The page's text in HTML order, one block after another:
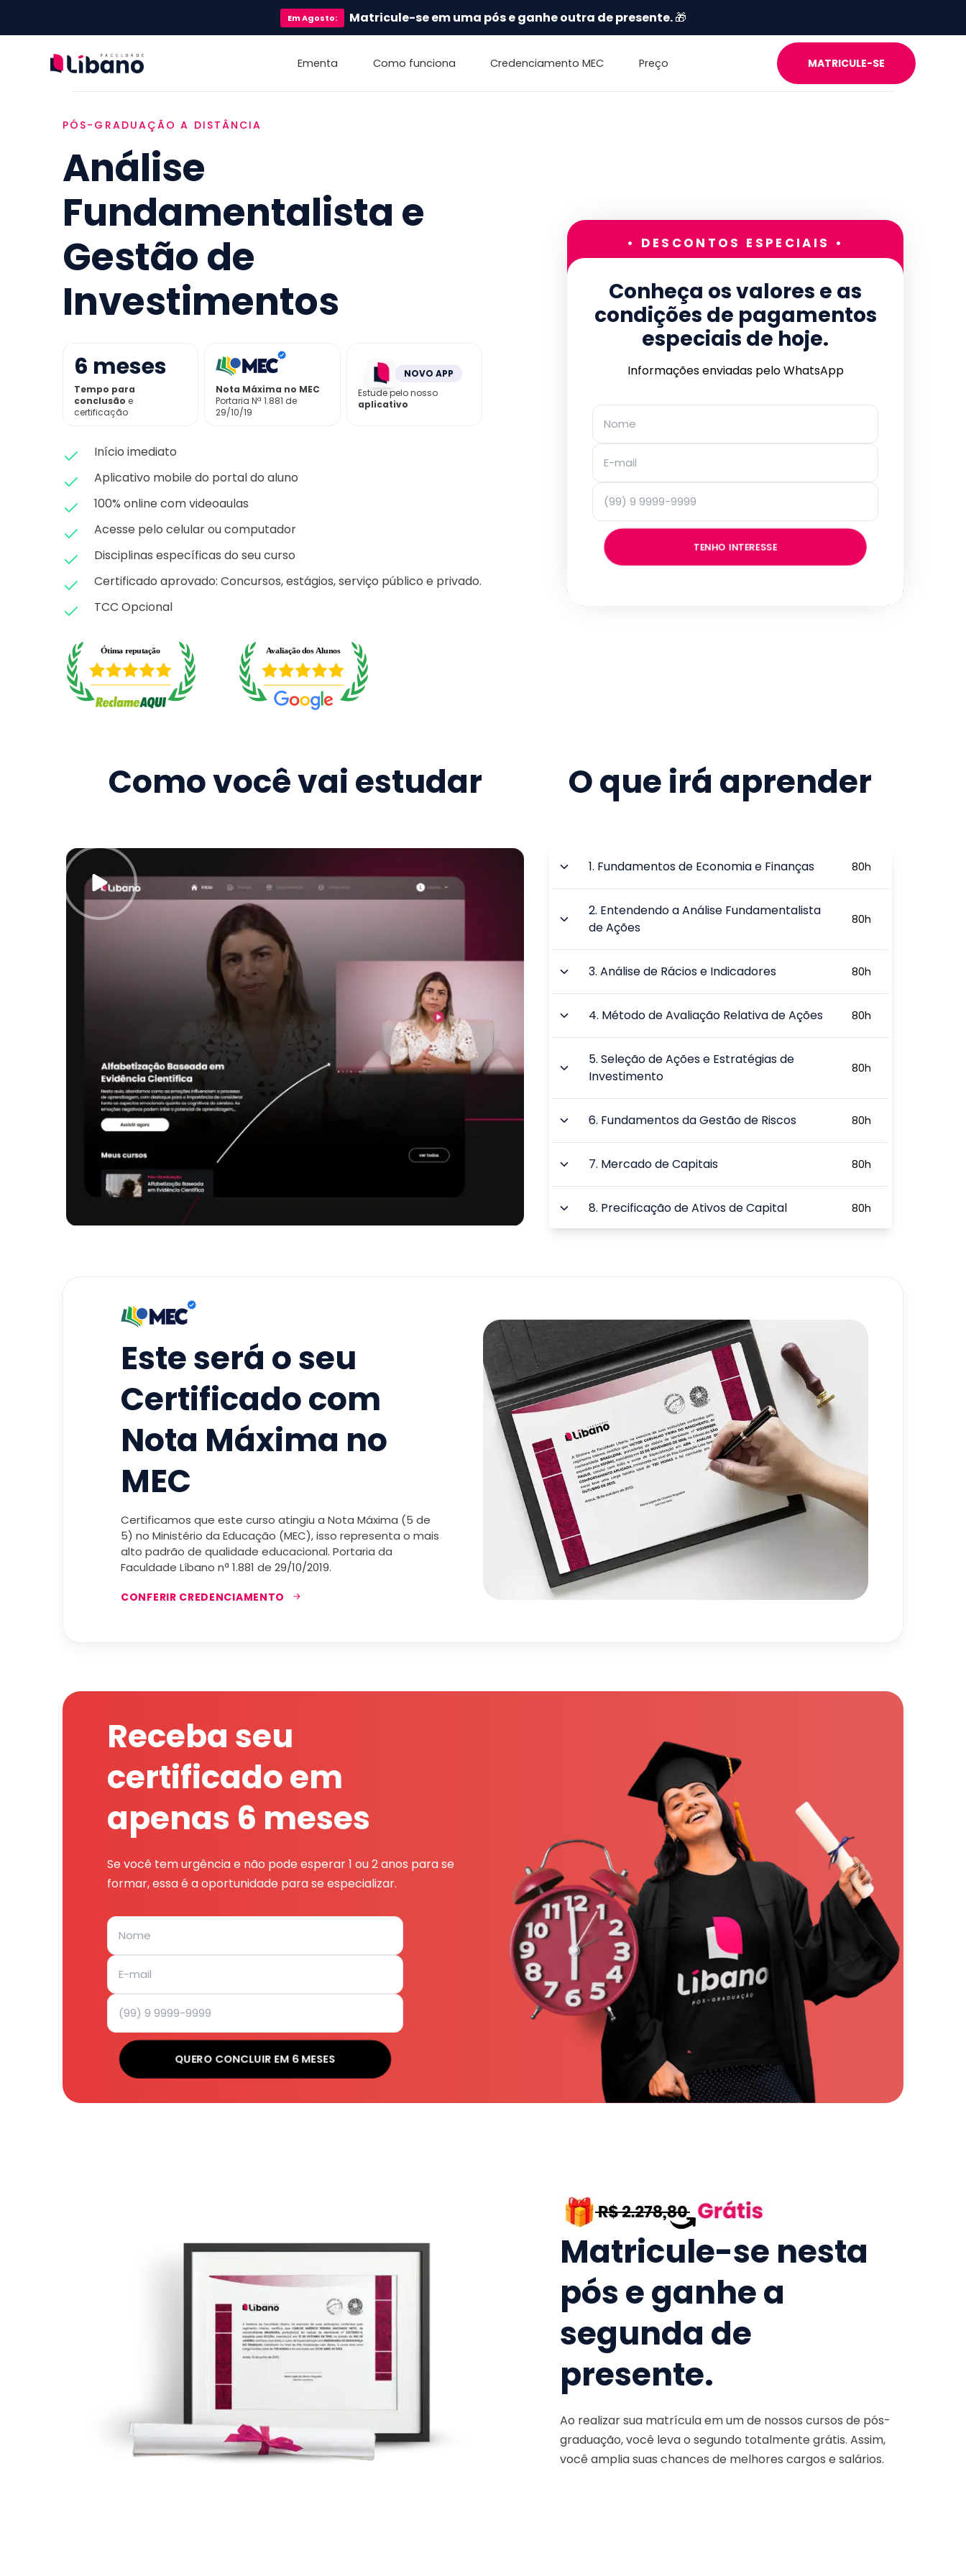
EmAgosto: Matricule-se em uma pós e ganhe outra de presente.🎁
Ementa Como funciona Credenciamento MEC Preço MATRICULE-SE
PÓS-GRADUAÇÃO A DISTÂNCIA
Análise
Fundamentalista e
Gestão de
Investimentos
6 meses
Tempo para
conclusão e
certificação
Nota Máxima no MEC
Portaria Nª 1.881 de
29/10/19
NOVO APP
Estude pelo nosso
aplicativo
Início imediato
Aplicativo mobile do portal do aluno
100% online com videoaulas
Acesse pelo celular ou computador
Disciplinas específicas do seu curso
Certificado aprovado: Concursos, estágios, serviço público e privado.
TCC Opcional
• DESCONTOS ESPECIAIS •
Conheça os valores e as
condições de pagamentos
especiais de hoje.
Informações enviadas pelo WhatsApp
TENHO INTERESSE
Como você vai estudar O que irá aprender
1. Fundamentos de Economia e Finanças 80h
2. Entendendo a Análise Fundamentalista
de Ações
80h
3.Análise de Rácios e Indicadores 80h
4. Método de Avaliação Relativa de Ações 80h
5.Seleção de Ações e Estratégias de
Investimento
80h
6. Fundamentos da Gestão de Riscos 80h
7. Mercado de Capitais 80h
8. Precificação de Ativos de Capital 80h
Este será o seu
Certificado com
Nota Máxima no
MEC
Certificamos que este curso atingiu a Nota Máxima (5 de
5) no Ministério da Educação (MEC), isso representa o mais
alto padrão de qualidade educacional. Portaria da
Faculdade Líbano nª 1.881 de 29/10/2019.
CONFERIR CREDENCIAMENTO
Receba seu
certificado em
apenas 6 meses
Se você tem urgência e não pode esperar 1 ou 2 anos para se
formar, essa é a oportunidade para se especializar.
QUERO CONCLUIR EM 6 MESES
Matricule-se nesta
pós e ganhe a
segunda de
presente.
Ao realizar sua matrícula em um de nossos cursos de pós-
graduação, você leva o segundo totalmente grátis. Assim,
você amplia suas chances de melhores cargos e salários.